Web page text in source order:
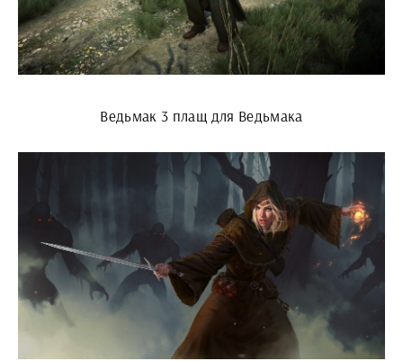
Ведьмак 3 плащ для Ведьмака